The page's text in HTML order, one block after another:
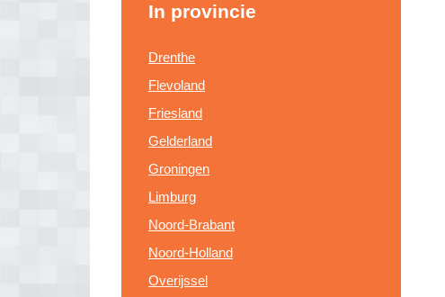
In provincie
Drenthe
Flevoland
Friesland
Gelderland
Groningen
Limburg
Noord-Brabant
Noord-Holland
Overijssel